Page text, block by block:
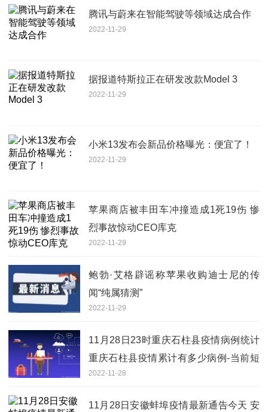
腾讯与蔚来在智能驾驶等领域达成合作
2022-11-29
据报道特斯拉正在研发改款Model 3
2022-11-29
小米13发布会新品价格曝光：便宜了！
2022-11-29
苹果商店被丰田车冲撞造成1死19伤 惨
烈事故惊动CEO库克
2022-11-29
鲍勃·艾格辟谣称苹果收购迪士尼的传
闻“纯属猜测”
2022-11-29
11月28日23时重庆石柱县疫情病例统计
重庆石柱县疫情累计有多少病例-当前短
讯
2022-11-28
11月28日安徽蚌埠疫情最新通告今天 安